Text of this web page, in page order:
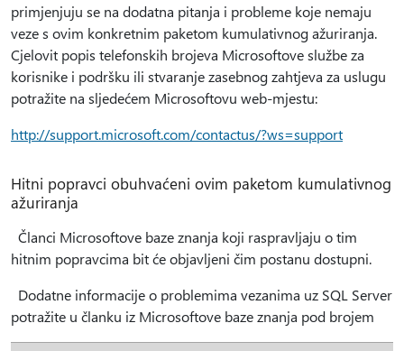
primjenjuju se na dodatna pitanja i probleme koje nemaju
veze s ovim konkretnim paketom kumulativnog ažuriranja.
Cjelovit popis telefonskih brojeva Microsoftove službe za
korisnike i podršku ili stvaranje zasebnog zahtjeva za uslugu
potražite na sljedećem Microsoftovu web-mjestu:
http://support.microsoft.com/contactus/?ws=support
Hitni popravci obuhvaćeni ovim paketom kumulativnog
ažuriranja
Članci Microsoftove baze znanja koji raspravljaju o tim
hitnim popravcima bit će objavljeni čim postanu dostupni.
Dodatne informacije o problemima vezanima uz SQL Server
potražite u članku iz Microsoftove baze znanja pod brojem